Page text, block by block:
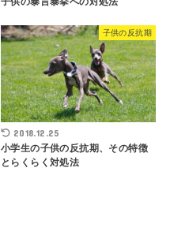
子供の反抗期
2018.12.25
小学生の子供の反抗期、その特徴
とらくらく対処法